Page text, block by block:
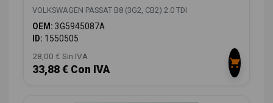
VOLKSWAGEN PASSAT B8 (3G2, CB2) 2.0 TDI
OEM: 3G5945087A
ID: 1550505
28,00 € Sin IVA
33,88 € Con IVA